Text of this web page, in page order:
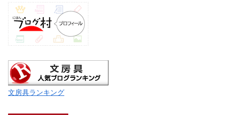
文房具ランキング